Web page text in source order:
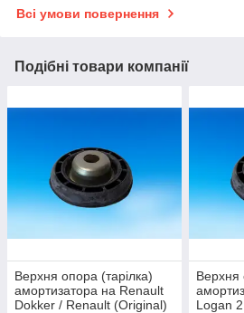
Всі умови повернення
Подібні товари компанії
Верхня опора (тарілка)
амортизатора на Renault
Dokker / Renault (Original)
Верхня
Logan